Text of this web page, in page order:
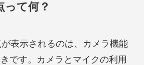
って何？
表示されるのは、カメラ機能
です。カメラとマイクの利用